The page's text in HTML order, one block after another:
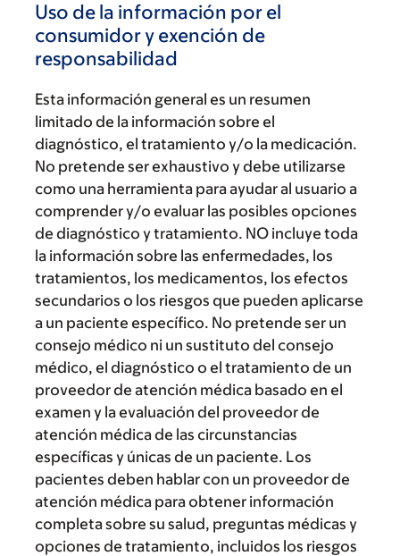
Uso de la información por el
consumidor y exención de
responsabilidad
Esta información general es un resumen
limitado de la información sobre el
diagnóstico, el tratamiento y/o la medicación.
No pretende ser exhaustivo y debe utilizarse
como una herramienta para ayudar al usuario a
comprender y/o evaluar las posibles opciones
de diagnóstico y tratamiento. NO incluye toda
la información sobre las enfermedades, los
tratamientos, los medicamentos, los efectos
secundarios o los riesgos que pueden aplicarse
a un paciente específico. No pretende ser un
consejo médico ni un sustituto del consejo
médico, el diagnóstico o el tratamiento de un
proveedor de atención médica basado en el
examen y la evaluación del proveedor de
atención médica de las circunstancias
específicas y únicas de un paciente. Los
pacientes deben hablar con un proveedor de
atención médica para obtener información
completa sobre su salud, preguntas médicas y
opciones de tratamiento, incluidos los riesgos